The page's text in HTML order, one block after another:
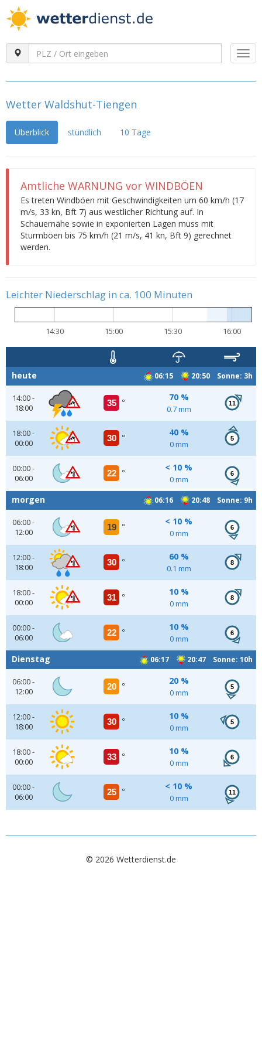
Wetter Waldshut-Tiengen
Überblick stündlich 10 Tage
Amtliche WARNUNG vor WINDBÖEN
Es treten Windböen mit Geschwindigkeiten um 60 km/h (17
m/s, 33 kn, Bft 7) aus westlicher Richtung auf. In
Schauernähe sowie in exponierten Lagen muss mit
Sturmböen bis 75 km/h (21 m/s, 41 kn, Bft 9) gerechnet
werden.
Leichter Niederschlag in ca. 100 Minuten
14:30 15:00 15:30 16:00
06:15 20:50 Sonne: 3h
heute
14:00 -
18:00
35 °
70 %
0.7 mm
11
18:00 -
00:00
30 °
40 %
0 mm
5
00:00 -
06:00
22 °
< 10 %
0 mm
6
06:16 20:48 Sonne: 9h
morgen
06:00 -
12:00
19 °
< 10 %
0 mm
6
12:00 -
18:00
30 °
60 %
0.1 mm
8
18:00 -
00:00
31 °
10 %
0 mm
8
00:00 -
06:00
22 °
10 %
0 mm
6
06:17 20:47 Sonne: 10h
Dienstag
06:00 -
12:00
20 °
20 %
0 mm
5
12:00 -
18:00
30 °
10 %
0 mm
5
18:00 -
00:00
33 °
10 %
0 mm
6
00:00 -
06:00
25 °
< 10 %
0 mm
11
© 2026 Wetterdienst.de